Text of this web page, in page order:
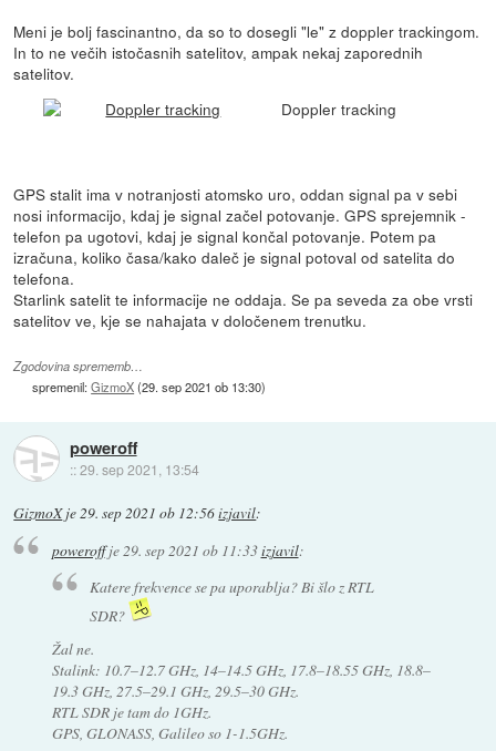
Meni je bolj fascinantno, da so to dosegli "le" z doppler trackingom.
In to ne večih istočasnih satelitov, ampak nekaj zaporednih
satelitov.
Doppler tracking
GPS stalit ima v notranjosti atomsko uro, oddan signal pa v sebi
nosi informacijo, kdaj je signal začel potovanje. GPS sprejemnik -
telefon pa ugotovi, kdaj je signal končal potovanje. Potem pa
izračuna, koliko časa/kako daleč je signal potoval od satelita do
telefona.
Starlink satelit te informacije ne oddaja. Se pa seveda za obe vrsti
satelitov ve, kje se nahajata v določenem trenutku.
Zgodovina sprememb…
spremenil:GizmoX(29. sep 2021 ob 13:30)
poweroff
::29. sep 2021, 13:54
GizmoXje29. sep 2021 ob 12:56izjavil:
poweroffje29. sep 2021 ob 11:33izjavil:
Katere frekvence se pa uporablja? Bi šlo z RTL
SDR?
Žal ne.
Stalink: 10.7–12.7 GHz, 14–14.5 GHz, 17.8–18.55 GHz, 18.8–
19.3 GHz, 27.5–29.1 GHz, 29.5–30 GHz.
RTL SDR je tam do 1GHz.
GPS, GLONASS, Galileo so 1-1.5GHz.